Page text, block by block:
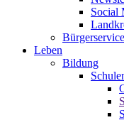
Social
Leben
Bildung